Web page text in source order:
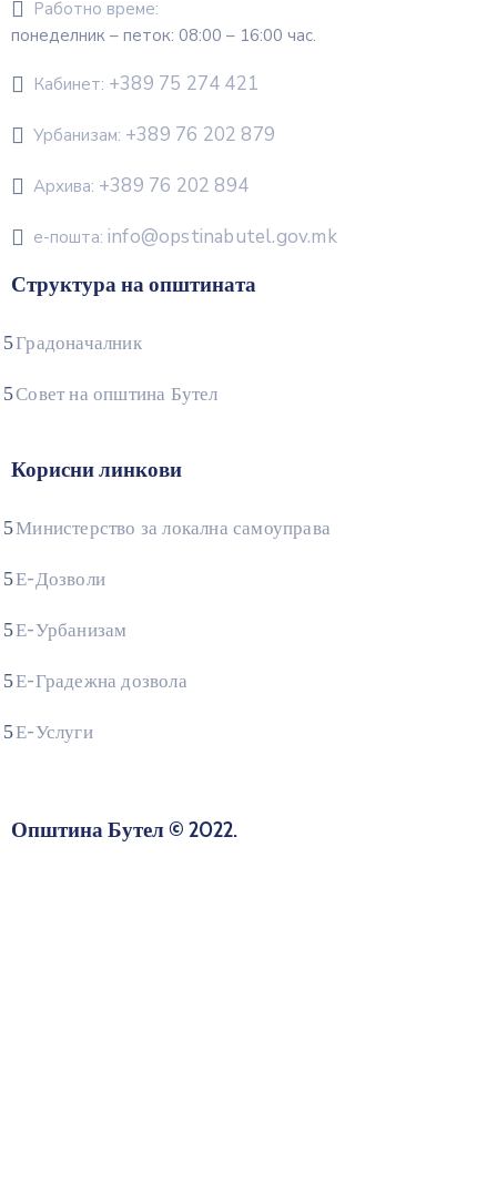
Работно време:
понеделник – петок: 08:00 – 16:00 час.
Кабинет: +389 75 274 421
Урбанизам: +389 76 202 879
Архива: +389 76 202 894
е-пошта: info@opstinabutel.gov.mk
Структура на општината
Градоначалник
Совет на општина Бутел
Корисни линкови
Министерство за локална самоуправа
Е-Дозволи
Е-Урбанизам
Е-Градежна дозвола
Е-Услуги
Општина Бутел © 2022.